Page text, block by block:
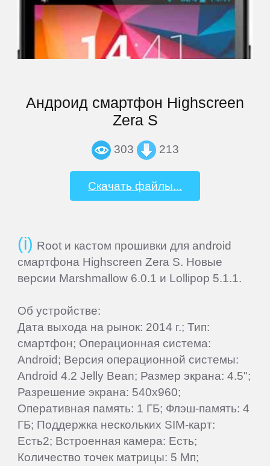
Андроид смартфон Highscreen
Zera S
303 213
Скачать файлы...
Root и кастом прошивки для android
смартфона Highscreen Zera S. Новые
версии Marshmallow 6.0.1 и Lollipop 5.1.1.
Об устройстве:
Дата выхода на рынок: 2014 г.; Тип:
смартфон; Операционная система:
Android; Версия операционной системы:
Android 4.2 Jelly Bean; Размер экрана: 4.5";
Разрешение экрана: 540x960;
Оперативная память: 1 ГБ; Флэш-память: 4
ГБ; Поддержка нескольких SIM-карт:
Есть2; Встроенная камера: Есть;
Количество точек матрицы: 5 Мп;
inch
Lark
Lenovo
LG
Manta
Match
Tech